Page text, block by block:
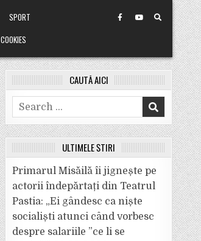
SPORT
COOKIES
CAUTĂ AICI
Search
for:
ULTIMELE ȘTIRI
Primarul Misăilă îi jignește pe
actorii îndepărtați din Teatrul
Pastia: „Ei gândesc ca niște
socialiști atunci când vorbesc
despre salariile ”ce li se